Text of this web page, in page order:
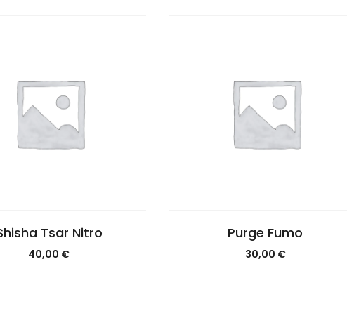
Tsar Nitro
40,00 €
Purge Fumo
30,00 €